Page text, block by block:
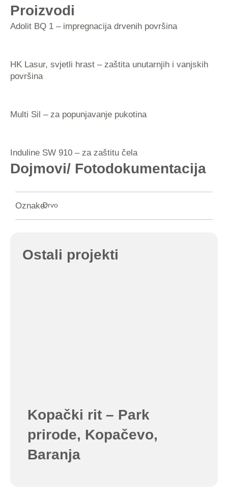
Ostali projekti
Kopački rit – Park
prirode, Kopačevo,
Baranja
Proizvodi
Adolit BQ 1 – impregnacija drvenih površina
HK Lasur, svjetli hrast – zaštita unutarnjih i vanjskih
površina
Multi Sil – za popunjavanje pukotina
Induline SW 910 – za zaštitu čela
Dojmovi/ Fotodokumentacija
Oznake:Drvo